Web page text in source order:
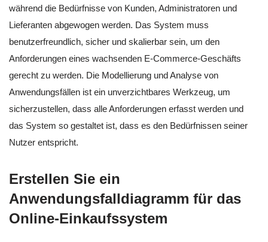
während die Bedürfnisse von Kunden, Administratoren und
Lieferanten abgewogen werden. Das System muss
benutzerfreundlich, sicher und skalierbar sein, um den
Anforderungen eines wachsenden E-Commerce-Geschäfts
gerecht zu werden. Die Modellierung und Analyse von
Anwendungsfällen ist ein unverzichtbares Werkzeug, um
sicherzustellen, dass alle Anforderungen erfasst werden und
das System so gestaltet ist, dass es den Bedürfnissen seiner
Nutzer entspricht.
Erstellen Sie ein
Anwendungsfalldiagramm für das
Online-Einkaufssystem